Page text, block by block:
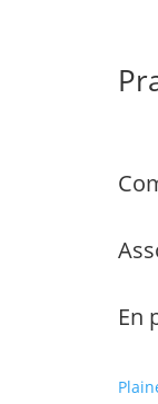
En